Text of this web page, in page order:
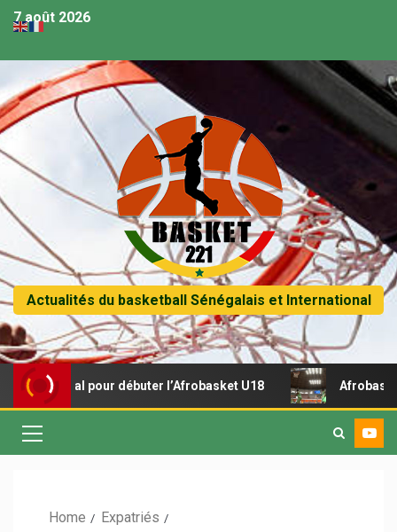
7 août 2026
Actualités du basketball Sénégalais et International
pour débuter l’Afrobasket U18 Afrobasket U18
Home
Expatriés